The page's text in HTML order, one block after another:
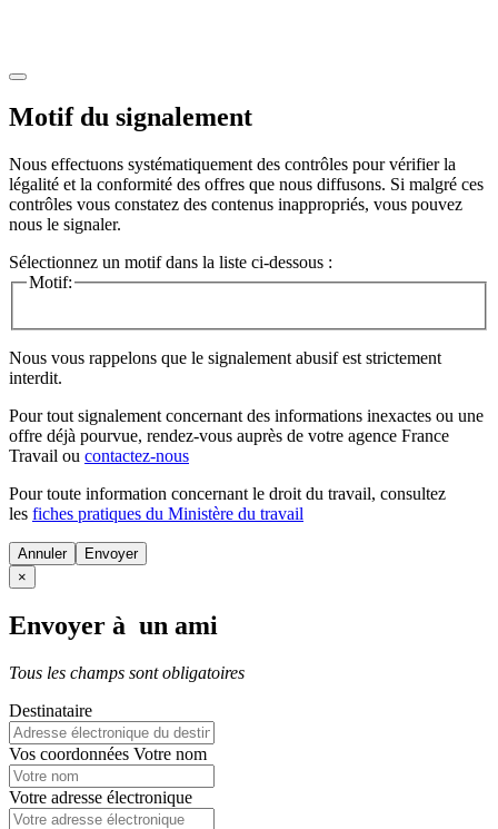
Motif du signalement
Nous effectuons systématiquement des contrôles pour vérifier la
légalité et la conformité des offres que nous diffusons. Si malgré ces
contrôles vous constatez des contenus inappropriés, vous pouvez
nous le signaler.
Sélectionnez un motif dans la liste ci-dessous :
Motif:
Nous vous rappelons que le signalement abusif est strictement
interdit.
Pour tout signalement concernant des informations inexactes ou une
offre déjà pourvue, rendez-vous auprès de votre agence France
Travail ou contactez-nous
Pour toute information concernant le droit du travail, consultez
les fiches pratiques du Ministère du travail
Annuler
×
Envoyer à un ami
Tous les champs sont obligatoires
Destinataire
Vos coordonnées Votre nom
Votre adresse électronique